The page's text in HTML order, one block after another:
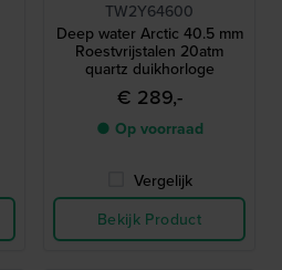
TW2Y64600
Deep water Arctic 40.5 mm
Roestvrijstalen 20atm
quartz duikhorloge
€ 289,-
● Op voorraad
Vergelijk
Bekijk Product